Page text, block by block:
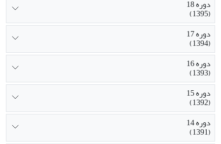
دوره 18
(1395)
دوره 17
(1394)
دوره 16
(1393)
دوره 15
(1392)
دوره 14
(1391)